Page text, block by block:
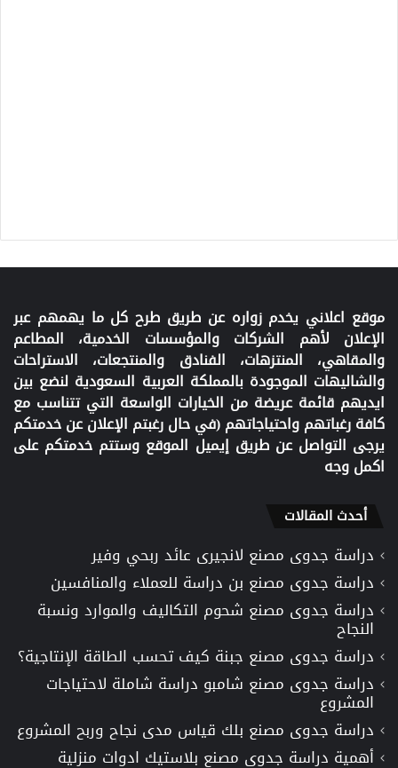
موقع اعلاني يخدم زواره عن طريق طرح كل ما يهمهم عبر
الإعلان لأهم الشركات والمؤسسات الخدمية، المطاعم
والمقاهي، المنتزهات، الفنادق والمنتجعات، الاستراحات
والشاليهات الموجودة بالمملكة العربية السعودية لنضع بين
ايديهم قائمة عريضة من الخيارات الواسعة التي تتناسب مع
كافة رغباتهم واحتياجاتهم (في حال رغبتم الإعلان عن خدمتكم
يرجى التواصل عن طريق إيميل الموقع وستتم خدمتكم على
اكمل وجه
أحدث المقالات
دراسة جدوى مصنع لانجيرى عائد ربحي وفير
دراسة جدوى مصنع بن دراسة للعملاء والمنافسين
دراسة جدوى مصنع شحوم التكاليف والموارد ونسبة
النجاح
دراسة جدوى مصنع جبنة كيف تحسب الطاقة الإنتاجية؟
دراسة جدوى مصنع شامبو دراسة شاملة لاحتياجات
المشروع
دراسة جدوى مصنع بلك قياس مدى نجاح وربح المشروع
أهمية دراسة جدوى مصنع بلاستيك ادوات منزلية